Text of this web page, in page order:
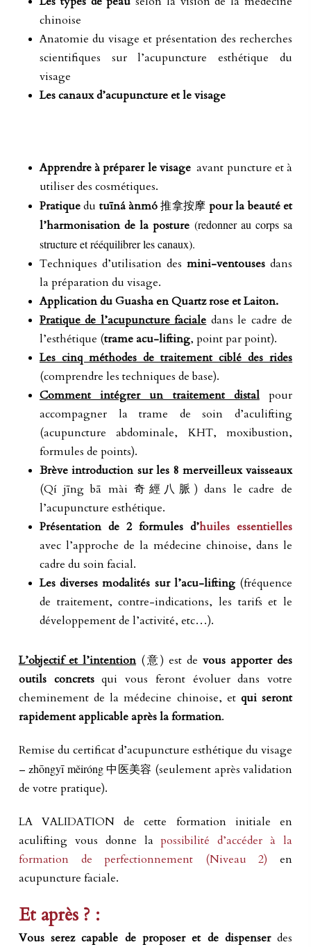
chinoise
Anatomie du visage et présentation des recherches
scientifiques sur l’acupuncture esthétique du
visage
Les canaux d’acupuncture et le visage
Apprendre à préparer le visageavant puncture et à
utiliser des cosmétiques.
Pratiquedu tuīná ànmó推拿按摩pour la beauté et
l’harmonisation de la posture (redonner au corps sa
structure et rééquilibrer les canaux).
Techniques d’utilisation desmini-ventouses dans
la préparation du visage.
Application du Guasha en Quartz rose et Laiton.
Pratique de l’acupuncture faciale dans le cadre de
l’esthétique (trame acu-lifting, point par point).
Les cinq méthodes de traitement ciblé des rides
(comprendre les techniques de base).
Comment intégrer un traitement distalpour
accompagner la trame de soin d’aculifting
(acupuncture abdominale, KHT, moxibustion,
formules de points).
Brève introduction sur les 8 merveilleux vaisseaux
(Qí jīng bā mài奇經八脈) dans le cadre de
l’acupuncture esthétique.
Présentation de 2 formules d’huiles essentielles
avec l’approche de la médecine chinoise, dans le
cadre du soin facial.
Les diverses modalités sur l’acu-lifting(fréquence
de traitement, contre-indications, les tarifs et le
développement de l’activité, etc…).
L’objectif et l’intention(意) est devous apporter des
outils concretsqui vous feront évoluer dans votre
cheminement de la médecine chinoise, et qui seront
rapidement applicable après la formation.
Remise du certificat d’acupuncture esthétique du visage
– zhōngyī měiróng中医美容 (seulement après validation
de votre pratique).
LA VALIDATION de cette formation initiale en
aculifting vous donne lapossibilité d’accéder à la
formation de perfectionnement (Niveau 2) en
acupuncture faciale.
Et après ? :
Vous serez capable de proposer et de dispenserdes